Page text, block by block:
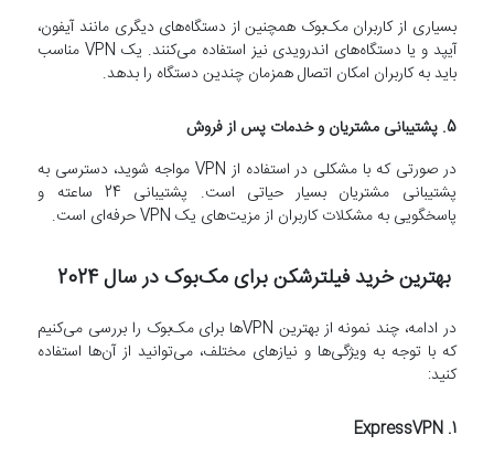
بسیاری از کاربران مک‌بوک همچنین از دستگاه‌های دیگری مانند آیفون،
آیپد و یا دستگاه‌های اندرویدی نیز استفاده می‌کنند. یک VPN مناسب
باید به کاربران امکان اتصال همزمان چندین دستگاه را بدهد.
5. پشتیبانی مشتریان و خدمات پس از فروش
در صورتی که با مشکلی در استفاده از VPN مواجه شوید، دسترسی به
پشتیبانی مشتریان بسیار حیاتی است. پشتیبانی 24 ساعته و
پاسخگویی به مشکلات کاربران از مزیت‌های یک VPN حرفه‌ای است.
بهترین خرید فیلترشکن برای مک‌بوک در سال 2024
در ادامه، چند نمونه از بهترین VPN‌ها برای مک‌بوک را بررسی می‌کنیم
که با توجه به ویژگی‌ها و نیازهای مختلف، می‌توانید از آن‌ها استفاده
کنید:
1.
ExpressVPN